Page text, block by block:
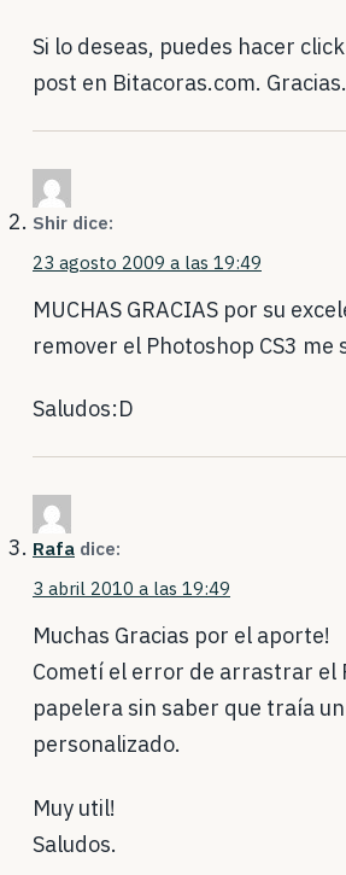
Si lo deseas, puedes hacer
post en Bitacoras.com.
Shir dice:
23 agosto 2009 a las 19:49
MUCHAS GRACIAS por su
remover el Photoshop CS3 me
Saludos:D
Rafa dice:
3 abril 2010 a las 19:49
Muchas Gracias por el aporte!
Cometí el error de arrastrar el
papelera sin saber que traía
personalizado.
Muy util!
Saludos.